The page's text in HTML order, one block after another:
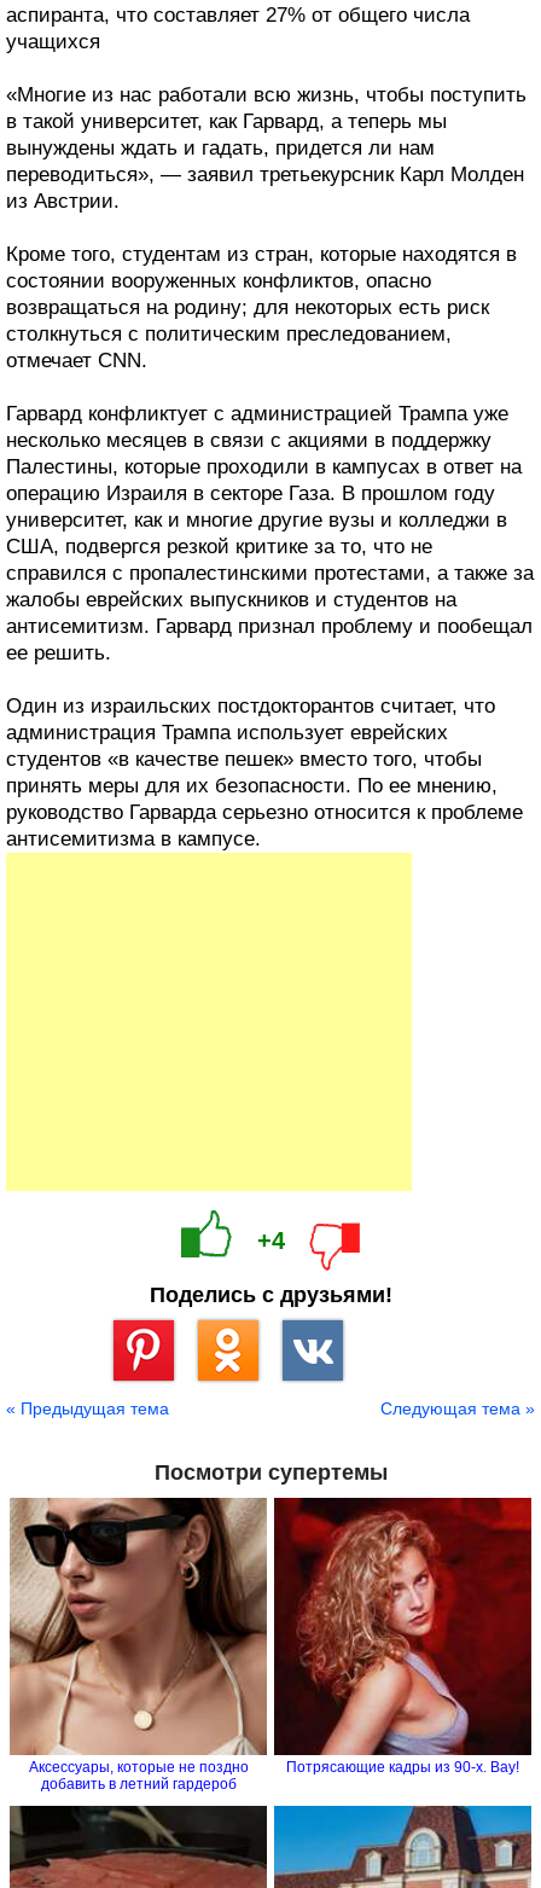
аспиранта, что составляет 27% от общего числа
учащихся
«Многие из нас работали всю жизнь, чтобы поступить
в такой университет, как Гарвард, а теперь мы
вынуждены ждать и гадать, придется ли нам
переводиться», — заявил третьекурсник Карл Молден
из Австрии.
Кроме того, студентам из стран, которые находятся в
состоянии вооруженных конфликтов, опасно
возвращаться на родину; для некоторых есть риск
столкнуться с политическим преследованием,
отмечает CNN.
Гарвард конфликтует с администрацией Трампа уже
несколько месяцев в связи с акциями в поддержку
Палестины, которые проходили в кампусах в ответ на
операцию Израиля в секторе Газа. В прошлом году
университет, как и многие другие вузы и колледжи в
США, подвергся резкой критике за то, что не
справился с пропалестинскими протестами, а также за
жалобы еврейских выпускников и студентов на
антисемитизм. Гарвард признал проблему и пообещал
ее решить.
Один из израильских постдокторантов считает, что
администрация Трампа использует еврейских
студентов «в качестве пешек» вместо того, чтобы
принять меры для их безопасности. По ее мнению,
руководство Гарварда серьезно относится к проблеме
антисемитизма в кампусе.
+4
Поделись с друзьями!
« Предыдущая тема Следующая тема »
Посмотри супертемы
Аксессуары, которые не поздно
добавить в летний гардероб
Потрясающие кадры из 90-х. Вау!